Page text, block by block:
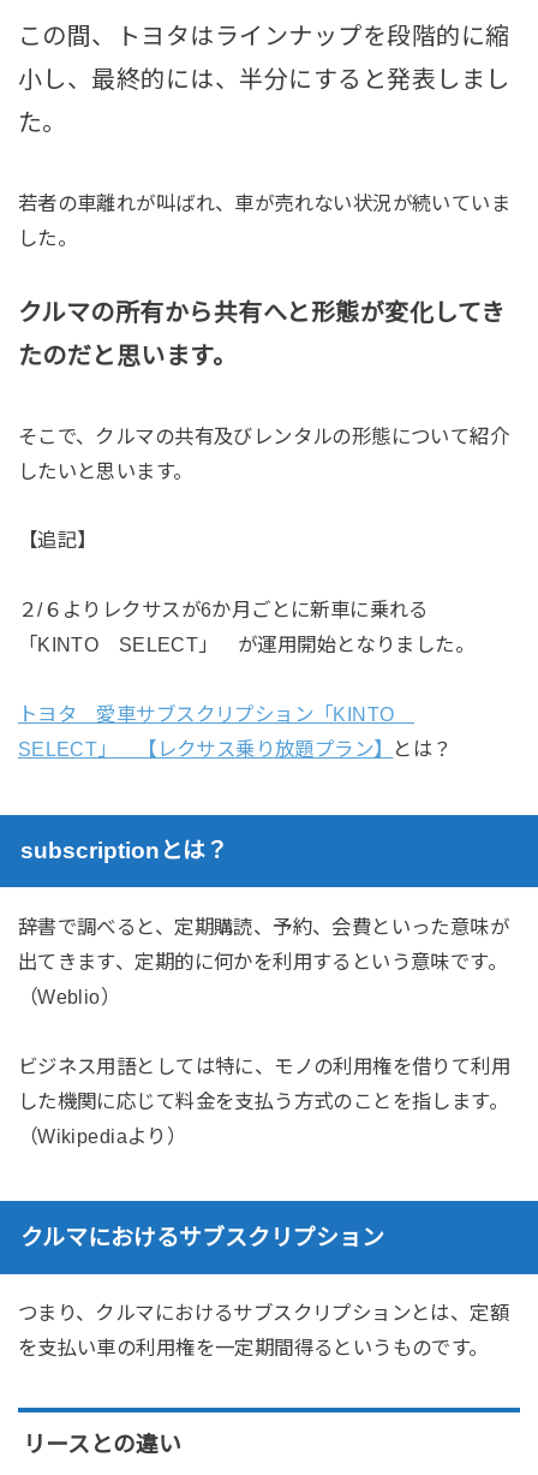
この間、トヨタはラインナップを段階的に縮
小し、最終的には、半分にすると発表しまし
た。
若者の車離れが叫ばれ、車が売れない状況が続いていま
した。
クルマの所有から共有へと形態が変化してき
たのだと思います。
そこで、クルマの共有及びレンタルの形態について紹介
したいと思います。
【追記】
２/６よりレクサスが6か月ごとに新車に乗れる
「KINTO SELECT」 が運用開始となりました。
トヨタ 愛車サブスクリプション「KINTO
SELECT」 【レクサス乗り放題プラン】
とは？
subscriptionとは？
辞書で調べると、定期購読、予約、会費といった意味が
出てきます、定期的に何かを利用するという意味です。
（Weblio）
ビジネス用語としては特に、モノの利用権を借りて利用
した機関に応じて料金を支払う方式のことを指します。
（Wikipediaより）
クルマにおけるサブスクリプション
つまり、クルマにおけるサブスクリプションとは、定額
を支払い車の利用権を一定期間得るというものです。
リースとの違い